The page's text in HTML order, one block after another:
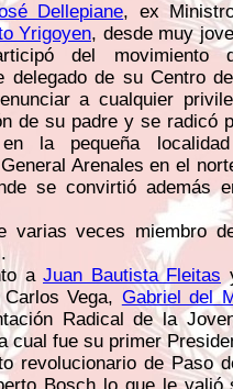
Dellepiane, ex
Yrigoyen, desde muy
del
de su Centro
a cualquier
de su padre y se radicó
la pequeña
Arenales en el
se convirtió además
varias veces miembro
a Juan Bautista Fleitas
Vega, Gabriel del
Radical de la
cual fue su primer
revolucionario de Paso